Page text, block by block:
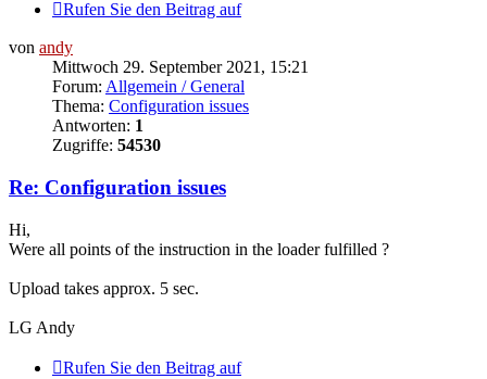
Rufen Sie den Beitrag auf
von andy
Mittwoch 29. September 2021, 15:21
Forum: Allgemein / General
Thema: Configuration issues
Antworten: 1
Zugriffe: 54530
Re: Configuration issues
Hi,
Were all points of the instruction in the loader fulfilled ?
Upload takes approx. 5 sec.
LG Andy
Rufen Sie den Beitrag auf